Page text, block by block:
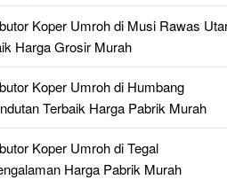
Koper Umroh di Musi Rawas
Harga Grosir Murah
Koper Umroh di Humbang
Terbaik Harga Pabrik Murah
Koper Umroh di Tegal
Harga Pabrik Murah